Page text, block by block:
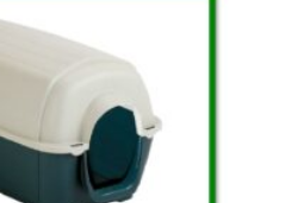
hasta
227,35€